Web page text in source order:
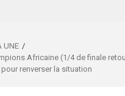
UNE
Africaine (1/4 de finale
renverser la situation